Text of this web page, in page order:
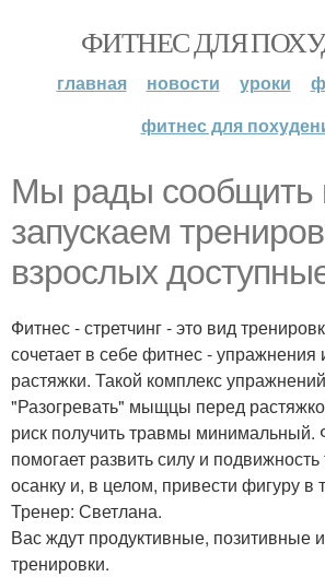
ФИТНЕС ДЛЯ
главная новости уроки
фитнес для
Мы рады сообщить
запускаем
взрослых
Фитнес - стретчинг - это вид
сочетает в себе фитнес -
растяжки. Такой комплекс
"Разогревать" мыщцы перед
риск получить травмы минимальный.
помогает развить силу и
осанку и, в целом, привести фигуру в
Тренер: Светлана.
Вас ждут продуктивные, позитивные
тренировки.